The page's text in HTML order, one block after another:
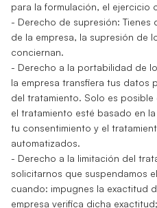
para la formulación, el ejercicio
- Derecho de supresión:
de la empresa, la supresión de
conciernan.
- Derecho a la portabilidad de
la empresa transfiera tus datos
del tratamiento. Solo es
el tratamiento esté basado en
tu consentimiento y el
automatizados.
- Derecho a la limitación del
solicitarnos que suspendamos
cuando: impugnes la exactitud
empresa verifica dicha